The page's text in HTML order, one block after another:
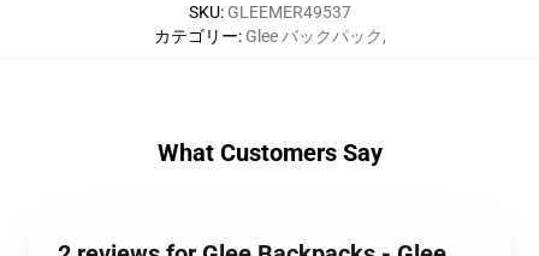
SKU: GLEEMER49537
カテゴリー: Glee バックパック,
What Customers Say